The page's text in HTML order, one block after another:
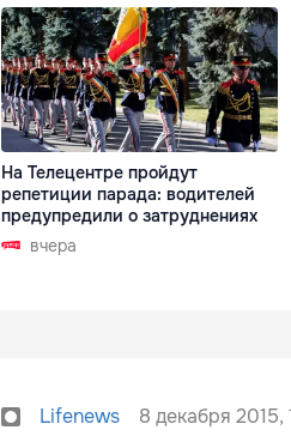
На Телецентре пройдут
репетиции парада: водителей
предупредили о затруднениях
вчера
Lifenews 8 декабря 2015,